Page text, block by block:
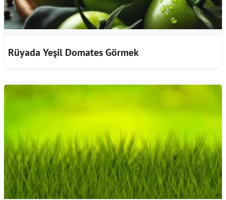
Rüyada Yeşil Domates Görmek